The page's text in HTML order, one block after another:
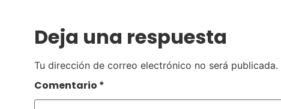
Deja una respuesta
Tu dirección de correo electrónico no será publicada.
Comentario *